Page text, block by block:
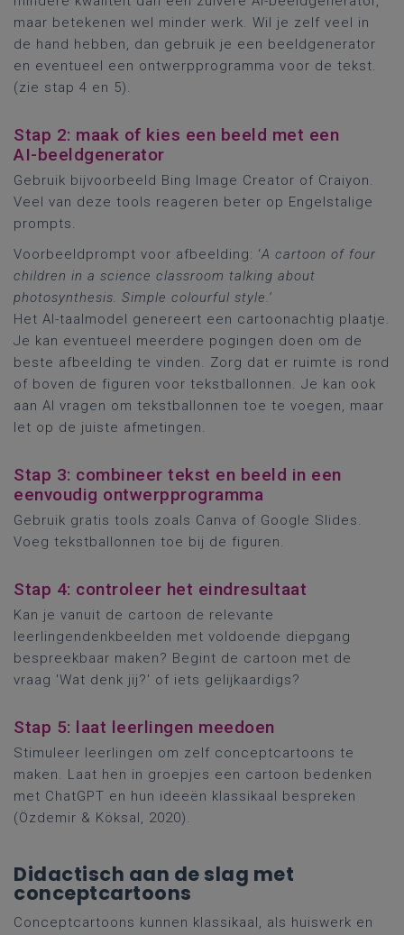
maar betekenen wel minder werk. Wil je zelf veel in
de hand hebben, dan gebruik je een beeldgenerator
en eventueel een ontwerpprogramma voor de tekst.
(zie stap 4 en 5).
Stap 2: maak of kies een beeld met een
AI-beeldgenerator
Gebruik bijvoorbeeld Bing Image Creator of Craiyon.
Veel van deze tools reageren beter op Engelstalige
prompts.
Voorbeeldprompt voor afbeelding: ‘A cartoon of four
children in a science classroom talking about
photosynthesis. Simple colourful style.’
Het AI-taalmodel genereert een cartoonachtig plaatje.
Je kan eventueel meerdere pogingen doen om de
beste afbeelding te vinden. Zorg dat er ruimte is rond
of boven de figuren voor tekstballonnen. Je kan ook
aan AI vragen om tekstballonnen toe te voegen, maar
let op de juiste afmetingen.
Stap 3: combineer tekst en beeld in een
eenvoudig ontwerpprogramma
Gebruik gratis tools zoals Canva of Google Slides.
Voeg tekstballonnen toe bij de figuren.
Stap 4: controleer het eindresultaat
Kan je vanuit de cartoon de relevante
leerlingendenkbeelden met voldoende diepgang
bespreekbaar maken? Begint de cartoon met de
vraag 'Wat denk jij?' of iets gelijkaardigs?
Stap 5: laat leerlingen meedoen
Stimuleer leerlingen om zelf conceptcartoons te
maken. Laat hen in groepjes een cartoon bedenken
met ChatGPT en hun ideeën klassikaal bespreken
(Özdemir & Köksal, 2020).
Didactisch aan de slag met
conceptcartoons
Conceptcartoons kunnen klassikaal, als huiswerk en